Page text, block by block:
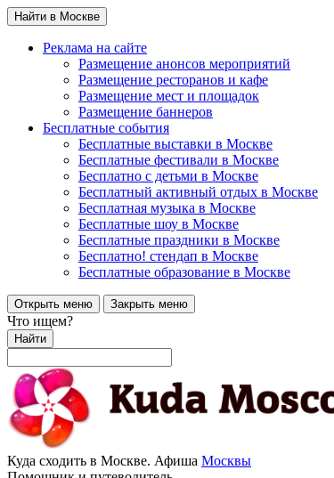
Найти в Москве
Реклама на сайте
Размещение анонсов мероприятий
Размещение ресторанов и кафе
Размещение мест и площадок
Размещение баннеров
Бесплатные события
Бесплатные выставки в Москве
Бесплатные фестивали в Москве
Бесплатно с детьми в Москве
Бесплатный активный отдых в Москве
Бесплатная музыка в Москве
Бесплатные шоу в Москве
Бесплатные праздники в Москве
Бесплатно! стендап в Москве
Бесплатные образование в Москве
Открыть меню Закрыть меню
Что ищем?
Найти
Куда сходить в Москве. Афиша Москвы